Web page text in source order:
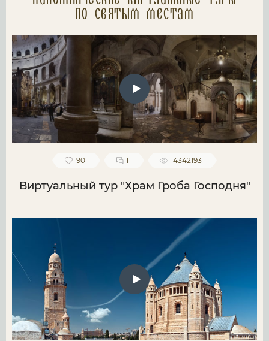
по святым местам
90 1 14342193
Виртуальный тур "Храм Гроба Господня"